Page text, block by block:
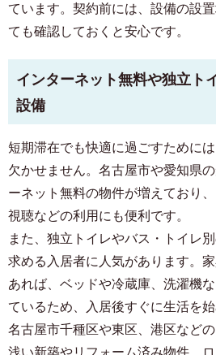
ています。契約前には、設備の設
ても確認しておくと安心です。
インターネット無料や独立ト
設備
短期滞在でも快適に過ごすために
欠かせません。名古屋市や愛知県
ーネット無料の物件が増えており
視聴などの利用にも便利です。
また、独立トイレやバス・トイレ
求める入居者に人気があります。
あれば、ベッドや冷蔵庫、洗濯機
ているため、入居後すぐに生活を始
名古屋市千種区や東区、港区など
浅い新築やリフォーム済み物件、